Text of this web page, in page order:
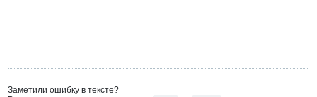
Заметили ошибку в тексте?